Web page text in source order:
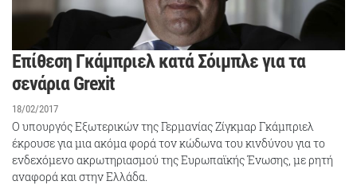
Επίθεση Γκάμπριελ κατά Σόιμπλε για τα
σενάρια Grexit
18/02/2017
Ο υπουργός Εξωτερικών της Γερμανίας Ζίγκμαρ Γκάμπριελ
έκρουσε για μια ακόμα φορά τον κώδωνα του κινδύνου για το
ενδεχόμενο ακρωτηριασμού της Ευρωπαϊκής Ένωσης, με ρητή
αναφορά και στην Ελλάδα.